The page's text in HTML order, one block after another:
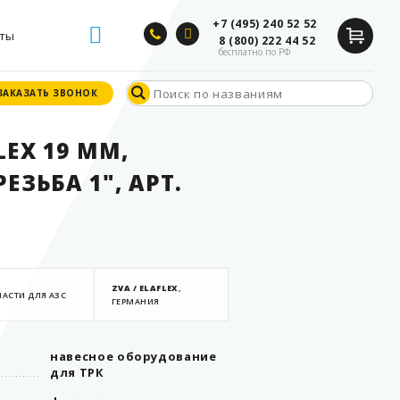
+7 (495) 240 52 52
8 (800) 222 44 52
бесплатно по РФ
ЗВОНОК
ЗВОНОК
19 ММ,
1", АРТ.
ДЛЯ АЗС
ZVA / ELAFLEX,
ГЕРМАНИЯ
навесное оборудование
для ТРК